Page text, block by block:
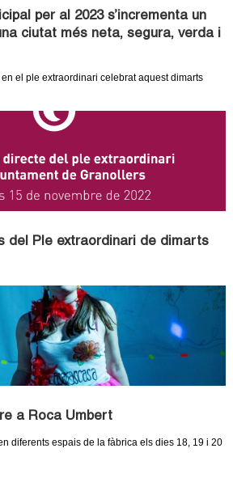
per al 2023 s’incrementa un
ciutat més neta, segura, verda i
en el ple extraordinari celebrat aquest dimarts
del Ple extraordinari de dimarts
a Roca Umbert
diferents espais de la fàbrica els dies 18, 19 i 20